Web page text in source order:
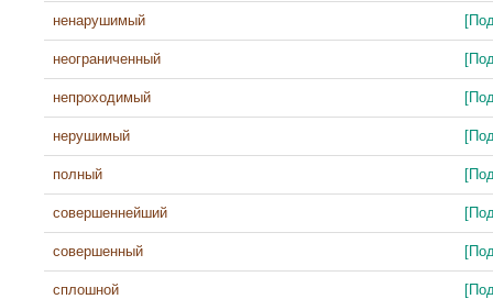
ненарушимый
неограниченный
непроходимый
нерушимый
полный
совершеннейший
совершенный
сплошной